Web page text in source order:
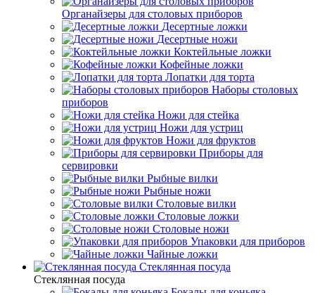
Органайзеры для столовых приборов
Десертные ложки
Десертные ножи
Коктейльные ложки
Кофейные ложки
Лопатки для торта
Наборы столовых
приборов
Ножи для стейка
Ножи для устриц
Ножи для фруктов
Приборы для
сервировки
Рыбные вилки
Рыбные ножи
Столовые вилки
Столовые ложки
Столовые ножи
Упаковки для приборов
Чайные ложки
Стеклянная посуда
Стеклянная посуда